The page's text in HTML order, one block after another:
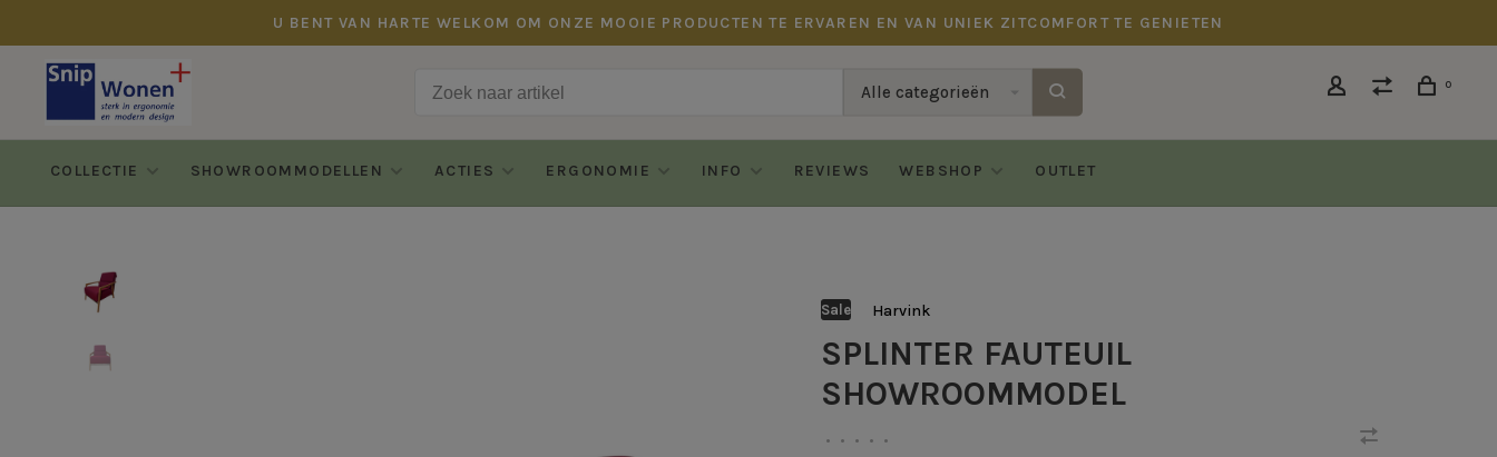
U BENT VAN HARTE WELKOM OM ONZE MOOIE PRODUCTEN TE ERVAREN EN VAN UNIEK ZITCOMFORT TE GENIETEN
Alle categorieën 0
COLLECTIE SHOWROOMMODELLEN ACTIES ERGONOMIE INFO REVIEWS WEBSHOP OUTLET
Sale Harvink
SPLINTER FAUTEUIL
SHOWROOMMODEL
• • • • •